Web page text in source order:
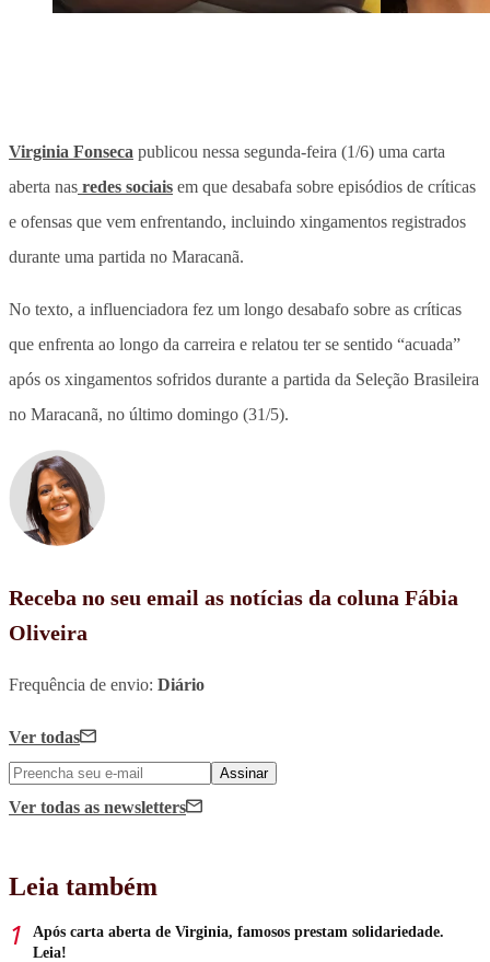
Virginia Fonseca publicou nessa segunda-feira (1/6) uma carta
aberta nas redes sociais em que desabafa sobre episódios de críticas
e ofensas que vem enfrentando, incluindo xingamentos registrados
durante uma partida no Maracanã.
No texto, a influenciadora fez um longo desabafo sobre as críticas
que enfrenta ao longo da carreira e relatou ter se sentido “acuada”
após os xingamentos sofridos durante a partida da Seleção Brasileira
no Maracanã, no último domingo (31/5).
Receba no seu email as notícias da coluna Fábia
Oliveira
Frequência de envio: Diário
Ver todas
Assinar
Ver todas as newsletters
Leia também
Após carta aberta de Virginia, famosos prestam solidariedade.
Leia!